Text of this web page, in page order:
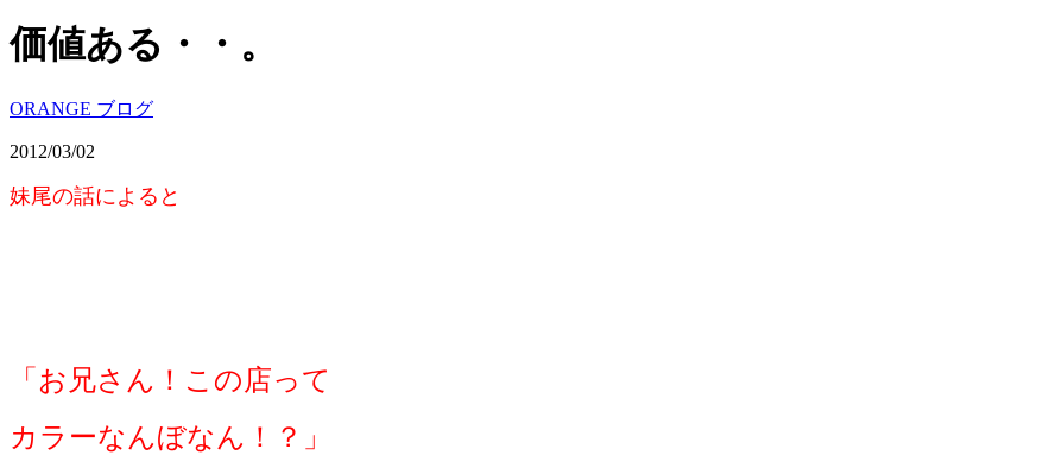
価値ある・・。
ORANGE ブログ
2012/03/02
妹尾の話によると
「お兄さん！この店って
カラーなんぼなん！？」